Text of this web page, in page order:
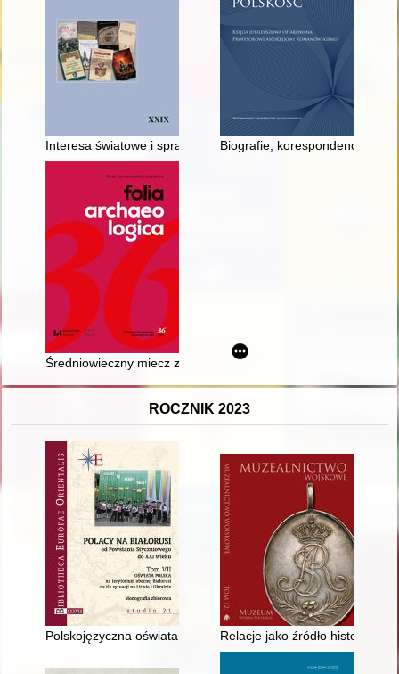
Interesa światowe i sprawy rodzinne w korespondencji Teofili
Biografie, korespondencje
Średniowieczny miecz z Zyndranowej we wschodniej
ROCZNIK 2023
Polskojęzyczna oświata w Związku Sowieckim : podstawa
Relacje jako źródło